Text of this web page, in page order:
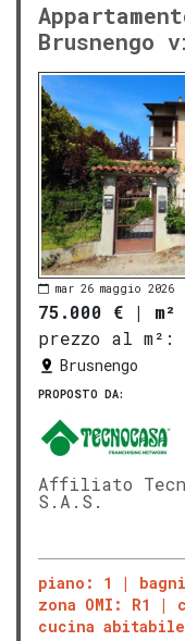
Brusnengo
mar 26 maggio 2026
75.000 € |
prezzo al m²:
Brusnengo
PROPOSTO DA:
Affiliato
S.A.S.
piano: 1
zona OMI: R1
cucina abitabile